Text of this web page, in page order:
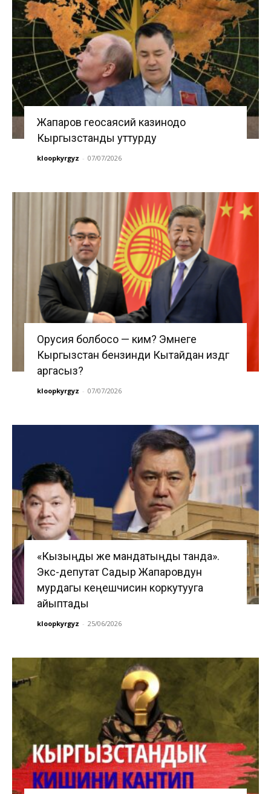
Жапаров геосаясий казинодо
Кыргызстанды уттурду
kloopkyrgyz - 07/07/2026
Орусия болбосо — ким? Эмнеге
Кыргызстан бензинди Кытайдан издөөгө
аргасыз?
kloopkyrgyz - 07/07/2026
«Кызыңды же мандатыңды танда».
Экс-депутат Садыр Жапаровдун
мурдагы кеңешчисин коркутууга
айыптады
kloopkyrgyz - 25/06/2026